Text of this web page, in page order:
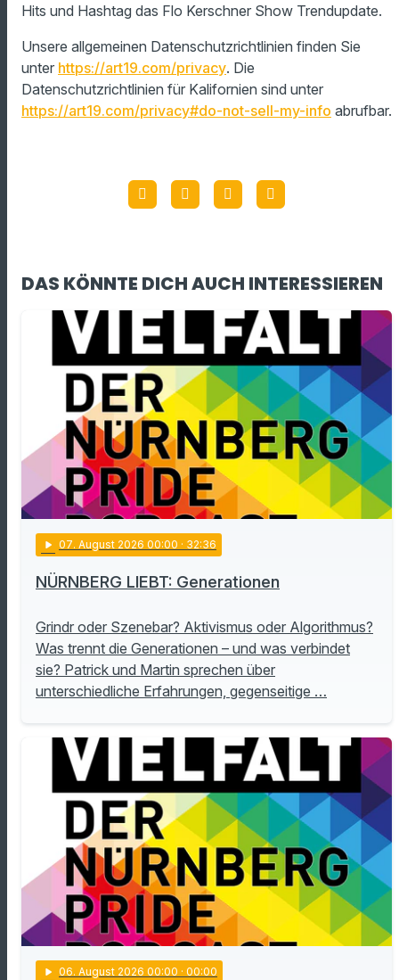
Hits und Hashtag das Flo Kerschner Show Trendupdate.
Unsere allgemeinen Datenschutzrichtlinien finden Sie
unter https://art19.com/privacy. Die
Datenschutzrichtlinien für Kalifornien sind unter
https://art19.com/privacy#do-not-sell-my-info abrufbar.
DAS KÖNNTE DICH AUCH INTERESSIEREN
play_arrow 07. August 2026 00:00 · 32:36
NÜRNBERG LIEBT: Generationen
Grindr oder Szenebar? Aktivismus oder Algorithmus?
Was trennt die Generationen – und was verbindet
sie? Patrick und Martin sprechen über
unterschiedliche Erfahrungen, gegenseitige …
play_arrow 06. August 2026 00:00 · 00:00